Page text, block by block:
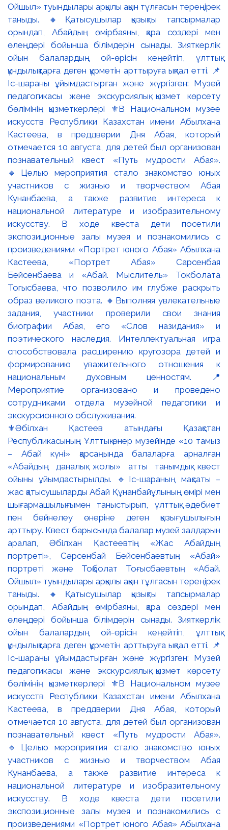
⚜️Әбілхан Қастеев атындағы Қазақстан
Республикасының Ұлттық өнер музейінде «10 тамыз
– Абай күні» қарсаңында балаларға арналған
«Абайдың даналық жолы» атты танымдық квест
ойыны ұйымдастырылды. 🔹Іс-шараның мақсаты –
жас қатысушыларды Абай Құнанбайұлының өмірі мен
шығармашылығымен таныстырып, ұлттық әдебиет
пен бейнелеу өнеріне деген қызығушылығын
арттыру. Квест барысында балалар музей залдарын
аралап, Әбілхан Қастеевтің «Жас Абайдың
портреті», Сәрсенбай Бейсенбаевтың «Абай»
портреті және Тоқболат Тоғысбаевтың «Абай.
Ойшыл» туындылары арқылы ақын тұлғасын тереңірек
таныды. 🔸Қатысушылар қызықты тапсырмалар
орындап, Абайдың өмірбаяны, қара сөздері мен
өлеңдері бойынша білімдерін сынады. Зияткерлік
ойын балалардың ой-өрісін кеңейтіп, ұлттық
құндылықтарға деген құрметін арттыруға ықпал етті. 📌
Іс-шараны ұйымдастырған және жүргізген: Музей
педагогикасы және экскурсиялық қызмет көрсету
бөлімінің қызметкерлері ⚜️В Национальном музее
искусств Республики Казахстан имени Абылхана
Кастеева, в преддверии Дня Абая, который
отмечается 10 августа, для детей был организован
познавательный квест «Путь мудрости Абая».
🔹Целью мероприятия стало знакомство юных
участников с жизнью и творчеством Абая
Кунанбаева, а также развитие интереса к
национальной литературе и изобразительному
искусству. В ходе квеста дети посетили
экспозиционные залы музея и познакомились с
произведениями «Портрет юного Абая» Абылхана